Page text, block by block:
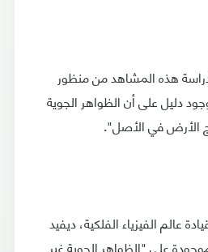
هذه المشاهد من منظور
دليل على أن الظواهر الجوية
الأرض في الأصل".
عالم الفيزياء الفلكية، ديفيد
على "الظواهر الجوية غير